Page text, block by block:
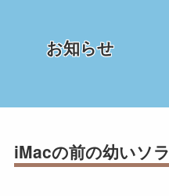
Webシステム開発
県関連事業
お知らせ
iMacの前の幼いソラ